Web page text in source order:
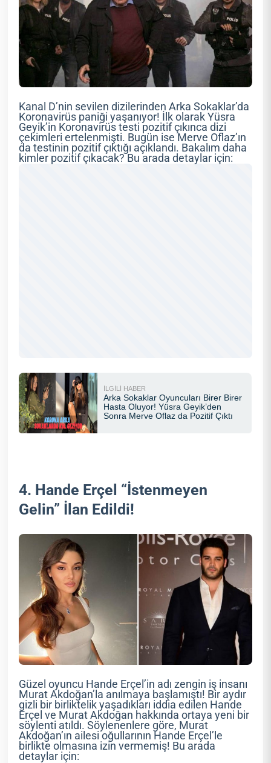
Kanal D’nin sevilen dizilerinden Arka Sokaklar’da
Koronavirüs paniği yaşanıyor! İlk olarak Yüsra
Geyik’in Koronavirüs testi pozitif çıkınca dizi
çekimleri ertelenmişti. Bugün ise Merve Oflaz’ın
da testinin pozitif çıktığı açıklandı. Bakalım daha
kimler pozitif çıkacak? Bu arada detaylar için:
4. Hande Erçel “İstenmeyen
Gelin” İlan Edildi!
Güzel oyuncu Hande Erçel’in adı zengin iş insanı
Murat Akdoğan’la anılmaya başlamıştı! Bir aydır
gizli bir birliktelik yaşadıkları iddia edilen Hande
Erçel ve Murat Akdoğan hakkında ortaya yeni bir
söylenti atıldı. Söylenenlere göre, Murat
Akdoğan’ın ailesi oğullarının Hande Erçel’le
birlikte olmasına izin vermemiş! Bu arada
detaylar için: